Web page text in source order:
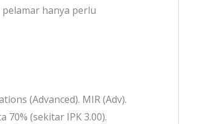
hanya perlu
(Advanced). MIR (Adv).
(sekitar IPK 3.00).